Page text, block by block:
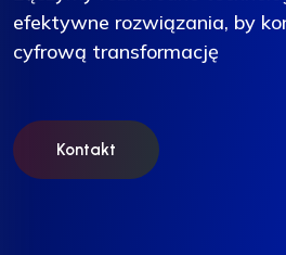
efektywne rozwiązania, by
cyfrową transformację
Kontakt
efektywne rozwiązania, by
cyfrową transformację
Kontakt
efektywne rozwiązania, by
cyfrową transformację
Kontakt